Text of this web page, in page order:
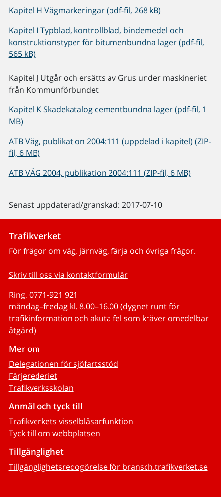
Kapitel H Vägmarkeringar (pdf-fil, 268 kB)
Kapitel I Typblad, kontrollblad, bindemedel och
konstruktionstyper för bitumenbundna lager (pdf-fil,
565 kB)
Kapitel J Utgår och ersätts av Grus under maskineriet
från Kommunförbundet
Kapitel K Skadekatalog cementbundna lager (pdf-fil, 1
MB)
ATB Väg, publikation 2004:111 (uppdelad i kapitel) (ZIP-
fil, 6 MB)
ATB VÄG 2004, publikation 2004:111 (ZIP-fil, 6 MB)
Senast uppdaterad/granskad: 2017-07-10
Trafikverket
För frågor om väg, järnväg, färja och övriga frågor.
Skriv till oss via kontaktformulär
Ring, 0771-921 921
måndag–fredag kl. 8.00–16.00 (dygnet runt för
trafikinformation och akuta fel som kräver omedelbar
åtgärd)
Mer om
Delegationen för sjöfartsstöd
Färjerederiet
Trafikverksskolan
Anmäl och tyck till
Trafikverkets visselblåsarfunktion
Tyck till om webbplatsen
Tillgänglighet
Tillgänglighetsredogörelse för bransch.trafikverket.se